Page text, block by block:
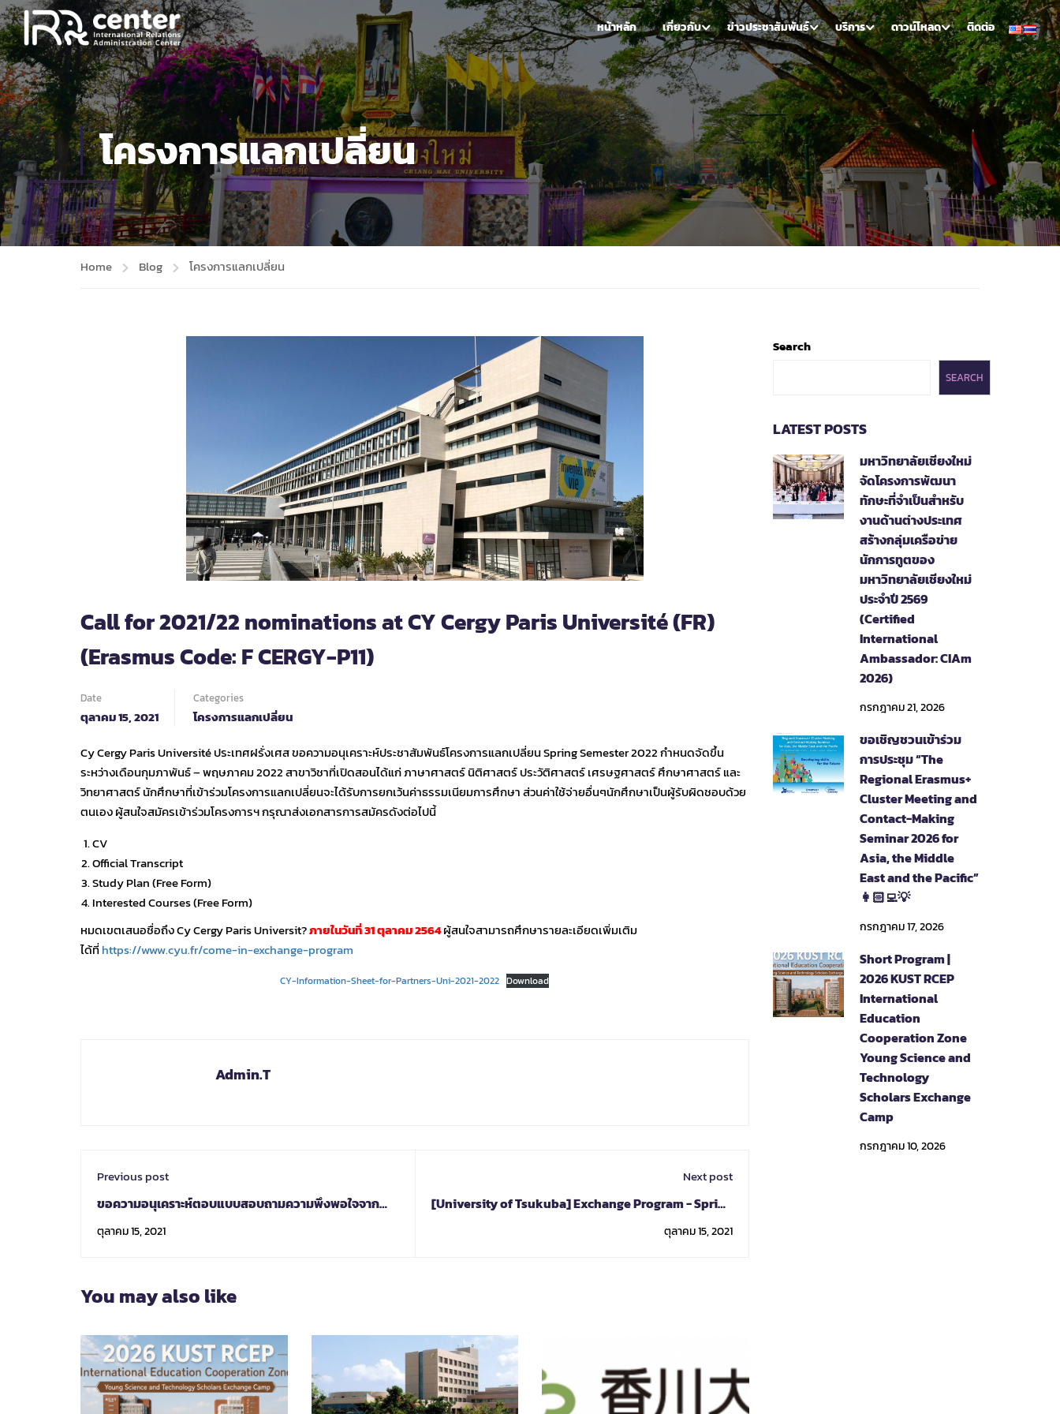
หน้าหลัก เกี่ยวกับ ข่าวประชาสัมพันธ์ บริการ ดาวน์โหลด ติดต่อ
โครงการแลกเปลี่ยน
Home Blog โครงการแลกเปลี่ยน
Call for 2021/22 nominations at CY Cergy Paris Université (FR)
(Erasmus Code: F CERGY-P11)
Date
ตุลาคม 15, 2021
Categories
โครงการแลกเปลี่ยน
Cy Cergy Paris Université ประเทศฝรั่งเศส ขอความอนุเคราะห์ประชาสัมพันธ์โครงการแลกเปลี่ยน Spring Semester 2022 กำหนดจัดขึ้น
ระหว่างเดือนกุมภาพันธ์ – พฤษภาคม 2022 สาขาวิชาที่เปิดสอนได้แก่ ภาษาศาสตร์ นิติศาสตร์ ประวัติศาสตร์ เศรษฐศาสตร์ ศึกษาศาสตร์ และ
วิทยาศาสตร์ นักศึกษาที่เข้าร่วมโครงการแลกเปลี่ยนจะได้รับการยกเว้นค่าธรรมเนียมการศึกษา ส่วนค่าใช้จ่ายอื่นๆนักศึกษาเป็นผู้รับผิดชอบด้วย
ตนเอง ผู้สนใจสมัครเข้าร่วมโครงการฯ กรุณาส่งเอกสารการสมัครดังต่อไปนี้
CV
Official Transcript
Study Plan (Free Form)
Interested Courses (Free Form)
หมดเขตเสนอชื่อถึง Cy Cergy Paris Universit?ภายในวันที่ 31 ตุลาคม 2564ผู้สนใจสามารถศึกษารายละเอียดเพิ่มเติม
ได้ที่https://www.cyu.fr/come-in-exchange-program
CY-Information-Sheet-for-Partners-Uni-2021-2022 Download
Admin.T
Previous post
ขอความอนุเคราะห์ตอบแบบสอบถามความพึงพอใจจาก
การรับบริการของกองวิเทศสัมพันธ์
ตุลาคม 15, 2021
Next post
[University of Tsukuba] Exchange Program - Spring
Semester 2022
ตุลาคม 15, 2021
You may also like
Search
SEARCH
LATEST POSTS
มหาวิทยาลัยเชียงใหม่
จัดโครงการพัฒนา
ทักษะที่จำเป็นสำหรับ
งานด้านต่างประเทศ
สร้างกลุ่มเครือข่าย
นักการทูตของ
มหาวิทยาลัยเชียงใหม่
ประจำปี 2569
(Certified
International
Ambassador: CIAm
2026)
กรกฎาคม 21, 2026
ขอเชิญชวนเข้าร่วม
การประชุม “The
Regional Erasmus+
Cluster Meeting and
Contact-Making
Seminar 2026 for
Asia, the Middle
East and the Pacific”
👩🏻‍💻💡
กรกฎาคม 17, 2026
Short Program |
2026 KUST RCEP
International
Education
Cooperation Zone
Young Science and
Technology
Scholars Exchange
Camp
กรกฎาคม 10, 2026